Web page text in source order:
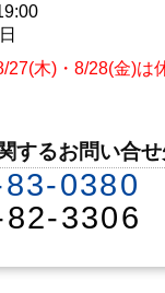
27(木)・8/28(金)は
するお問い合
0380
3306